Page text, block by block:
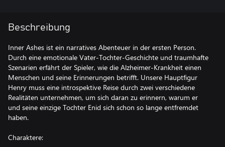
Beschreibung
Inner Ashes ist ein narratives Abenteuer in der ersten Person.
Durch eine emotionale Vater-Tochter-Geschichte und traumhafte
Szenarien erfährt der Spieler, wie die Alzheimer-Krankheit einen
Menschen und seine Erinnerungen betrifft. Unsere Hauptfigur
Henry muss eine introspektive Reise durch zwei verschiedene
Realitäten unternehmen, um sich daran zu erinnern, warum er
und seine einzige Tochter Enid sich schon so lange entfremdet
haben.
Charaktere: